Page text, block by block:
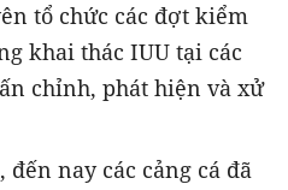
tổ chức các đợt kiểm
khai thác IUU tại các
chỉnh, phát hiện và xử
đến nay các cảng cá đã